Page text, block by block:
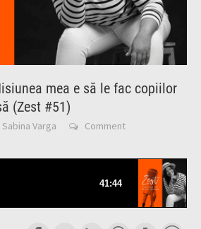
mea e să le fac copiilor
(Zest #51)
Sabina Varga Comment